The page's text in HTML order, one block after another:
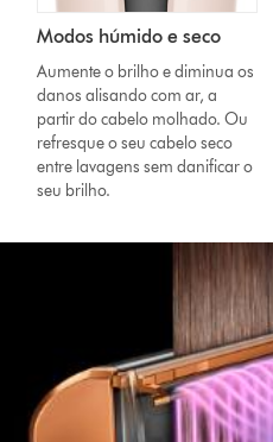
Modos húmido e seco
Aumente o brilho e diminua os
danos alisando com ar, a
partir do cabelo molhado. Ou
refresque o seu cabelo seco
entre lavagens sem danificar o
seu brilho.